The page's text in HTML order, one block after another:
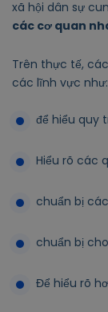
xã hội dân sự
các cơ quan
Trên thực tế,
các lĩnh vực như:
để hiểu quy
Hiểu rõ các
chuẩn bị
chuẩn bị
Để hiểu rõ